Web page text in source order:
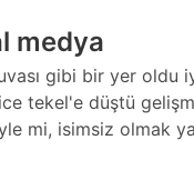
medya
gibi bir yer oldu
tekel'e düştü
mi, isimsiz olmak